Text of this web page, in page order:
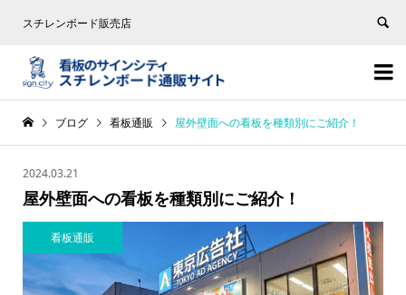
スチレンボード販売店


ブログ 看板通販 屋外壁面への看板を種類別にご紹介！
2024.03.21
屋外壁面への看板を種類別にご紹介！
看板通販